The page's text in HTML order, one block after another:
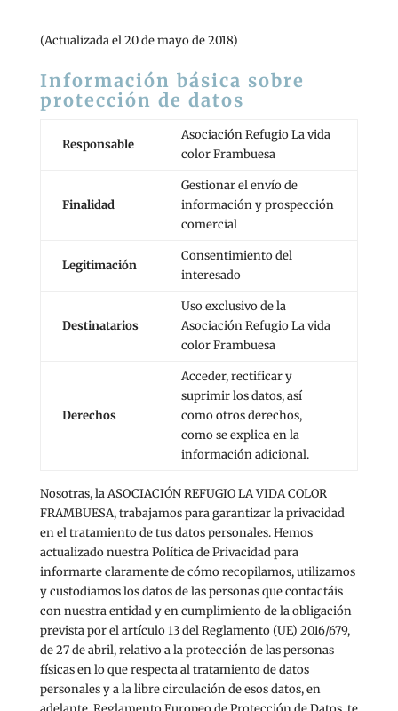
(Actualizada el 20 de mayo de 2018)
Información básica sobre
protección de datos
Responsable
Asociación Refugio La vida
color Frambuesa
Finalidad
Gestionar el envío de
información y prospección
comercial
Legitimación
Consentimiento del
interesado
Destinatarios
Uso exclusivo de la
Asociación Refugio La vida
color Frambuesa
Derechos
Acceder, rectificar y
suprimir los datos, así
como otros derechos,
como se explica en la
información adicional.
Nosotras, la ASOCIACIÓN REFUGIO LA VIDA COLOR
FRAMBUESA, trabajamos para garantizar la privacidad
en el tratamiento de tus datos personales. Hemos
actualizado nuestra Política de Privacidad para
informarte claramente de cómo recopilamos, utilizamos
y custodiamos los datos de las personas que contactáis
con nuestra entidad y en cumplimiento de la obligación
prevista por el artículo 13 del Reglamento (UE) 2016/679,
de 27 de abril, relativo a la protección de las personas
físicas en lo que respecta al tratamiento de datos
personales y a la libre circulación de esos datos, en